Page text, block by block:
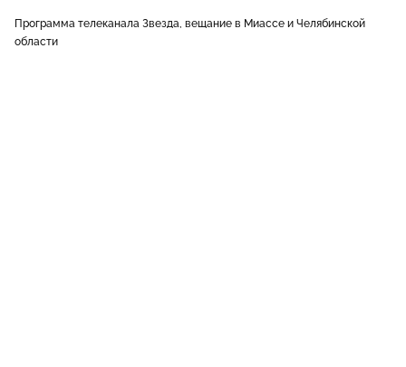
Программа телеканала Звезда, вещание в Миассе и Челябинской
области